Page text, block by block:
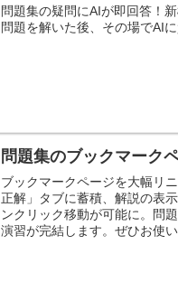
問題集の疑問にAIが即回答！
問題を解いた後、その場でAIに
問題集のブックマーク
ブックマークページを大幅リ
正解」タブに蓄積、解説の表
ンクリック移動が可能に。問
演習が完結します。ぜひお使